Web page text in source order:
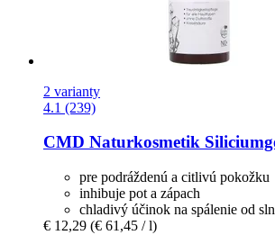
2 varianty
4.1 (239)
CMD Naturkosmetik
pre podráždenú a citlivú pokožku
inhibuje pot a zápach
chladivý účinok na spálenie od
€ 12,29 (€ 61,45 / l)